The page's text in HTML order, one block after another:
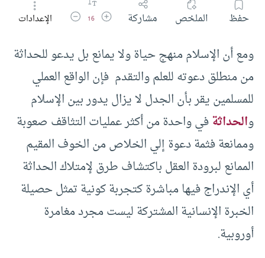
حفظ الملخص مشاركة زيادة حجم الخط
16 تقليل حجم الخط
الإعدادات
ومع أن الإسلام منهج حياة ولا يمانع بل يدعو للحداثة
من منطلق دعوته للعلم والتقدم فإن الواقع العملي
للمسلمين يقر بأن الجدل لا يزال يدور بين الإسلام
والحداثةفي واحدة من أكثر عمليات التثاقف صعوبة
وممانعة فثمة دعوة إلي الخلاص من الخوف المقيم
الممانع لبرودة العقل باكتشاف طرق لإمتلاك الحداثة
أي الإندراج فيها مباشرة كتجربة كونية تمثل حصيلة
الخبرة الإنسانية المشتركة ليست مجرد مغامرة
أوروبية.